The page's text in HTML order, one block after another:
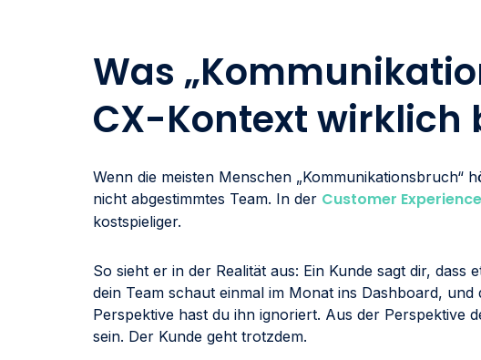
Was
CX-Kontext wirklich
Wenn die meisten Menschen „Kommunikationsbruch“
nicht abgestimmtes Team. In der Customer Experience
kostspieliger.
So sieht er in der Realität aus: Ein Kunde sagt dir,
dein Team schaut einmal im Monat ins Dashboard,
Perspektive hast du ihn ignoriert. Aus der Perspektive
sein. Der Kunde geht trotzdem.